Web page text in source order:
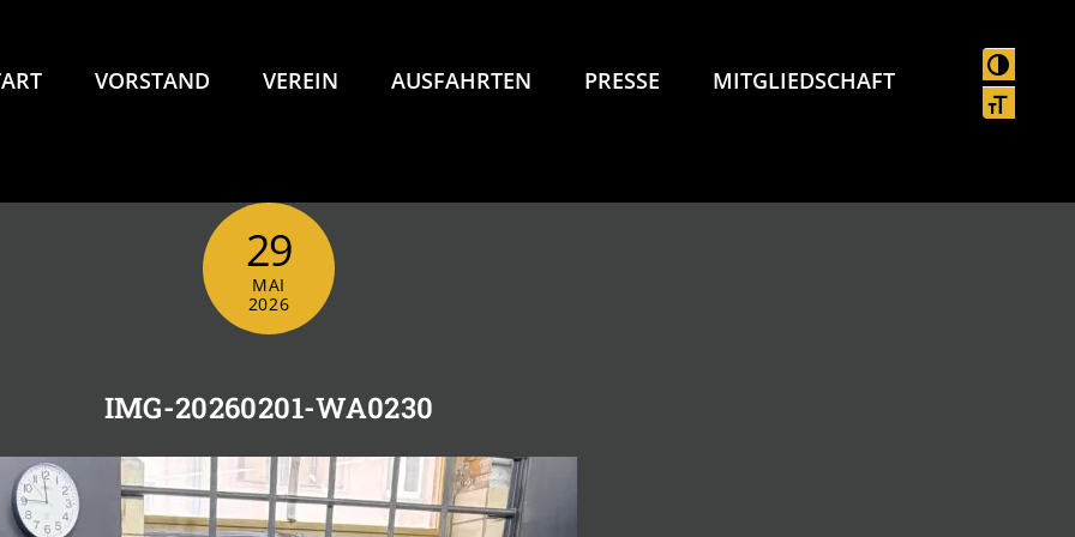
SCHRIFT
VORSTAND VEREIN AUSFAHRTEN PRESSE MITGLIEDSCHAFT
29
MAI
2026
IMG-20260201-WA0230